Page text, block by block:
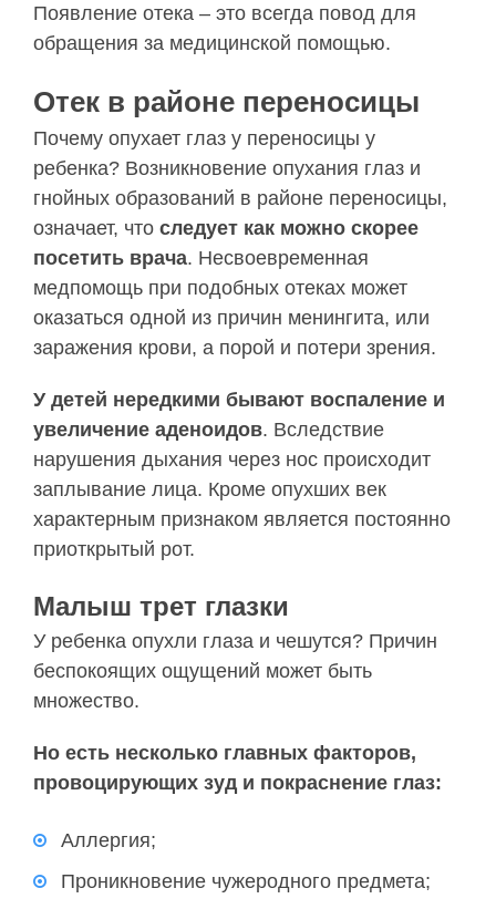
Появление отека – это всегда повод для
обращения за медицинской помощью.
Отек в районе переносицы
Почему опухает глаз у переносицы у
ребенка? Возникновение опухания глаз и
гнойных образований в районе переносицы,
означает, что следует как можно скорее
посетить врача. Несвоевременная
медпомощь при подобных отеках может
оказаться одной из причин менингита, или
заражения крови, а порой и потери зрения.
У детей нередкими бывают воспаление и
увеличение аденоидов. Вследствие
нарушения дыхания через нос происходит
заплывание лица. Кроме опухших век
характерным признаком является постоянно
приоткрытый рот.
Малыш трет глазки
У ребенка опухли глаза и чешутся? Причин
беспокоящих ощущений может быть
множество.
Но есть несколько главных факторов,
провоцирующих зуд и покраснение глаз:
Аллергия;
Проникновение чужеродного предмета;